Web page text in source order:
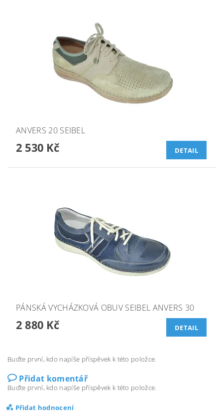
ANVERS 20 SEIBEL
2 530 Kč DETAIL
PÁNSKÁ VYCHÁZKOVÁ OBUV SEIBEL ANVERS 30
2 880 Kč DETAIL
Buďte první, kdo napíše příspěvek k této položce.
Přidat komentář
Buďte první, kdo napíše příspěvek k této položce.
Přidat hodnocení